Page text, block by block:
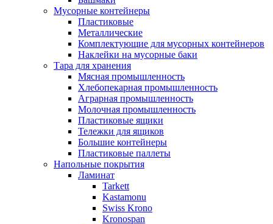
Мусорные контейнеры
Пластиковые
Металлические
Комплектующие для мусорных контейнеров
Наклейки на мусорные баки
Тара для хранения
Мясная промышленность
Хлебопекарная промышленность
Аграрная промышленность
Молочная промышленность
Пластиковые ящики
Тележки для ящиков
Большие контейнеры
Пластиковые паллеты
Напольные покрытия
Ламинат
Tarkett
Kastamonu
Swiss Krono
Kronospan